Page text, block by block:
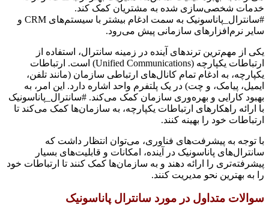
خدمات شخصی‌سازی شده به مشتریان کمک کند.
#سانترال_پاناسونیک به سمت ادغام بیشتر با سیستم‌های CRM و
سایر نرم‌افزارهای سازمانی پیش می‌رود.
یکی از مهم‌ترین ترندهای آینده در زمینه سانترال، استفاده از
ارتباطات یکپارچه (Unified Communications) است. ارتباطات
یکپارچه، به ادغام تمام کانال‌های ارتباطی سازمان (مانند تلفن،
ایمیل، پیامک، و چت) در یک پلتفرم واحد اشاره دارد. این امر، به
بهبود کارایی و بهره‌وری سازمان کمک می‌کند. #سانترال_پاناسونیک
با ارائه راهکارهای ارتباطات یکپارچه، به سازمان‌ها کمک می‌کند تا
ارتباطات خود را بهینه کنند.
با توجه به پیشرفت‌های فناوری، می‌توان انتظار داشت که
سانترال‌های پاناسونیک در آینده، امکانات و قابلیت‌های بسیار
پیشرفته‌تری را ارائه دهند و به سازمان‌ها کمک کنند تا ارتباطات خود
را به بهترین نحو مدیریت کنند.
سوالات متداول در مورد سانترال پاناسونیک